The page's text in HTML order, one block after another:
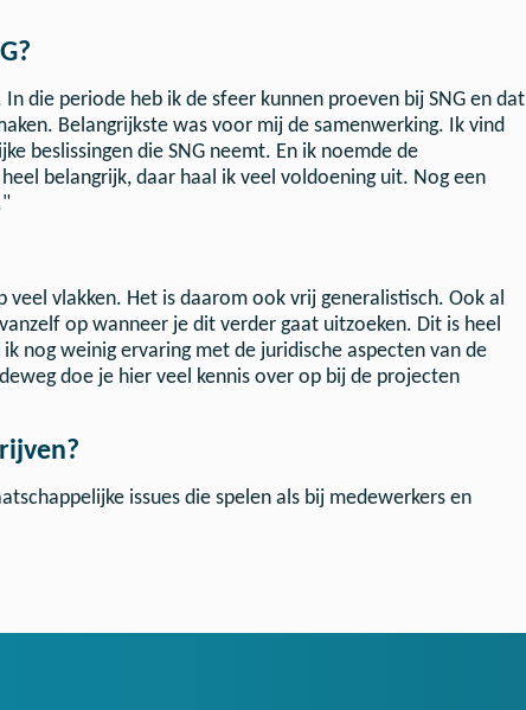
die periode heb ik de sfeer kunnen proeven bij SNG en dat
Belangrijkste was voor mij de samenwerking. Ik vind
beslissingen die SNG neemt. En ik noemde de
belangrijk, daar haal ik veel voldoening uit. Nog een
veel vlakken. Het is daarom ook vrij generalistisch. Ook al
op wanneer je dit verder gaat uitzoeken. Dit is heel
nog weinig ervaring met de juridische aspecten van de
doe je hier veel kennis over op bij de projecten
issues die spelen als bij medewerkers en